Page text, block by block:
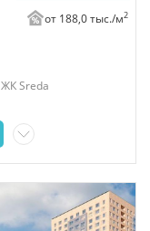
от 188,0 тыс./м2
ЖК Sreda